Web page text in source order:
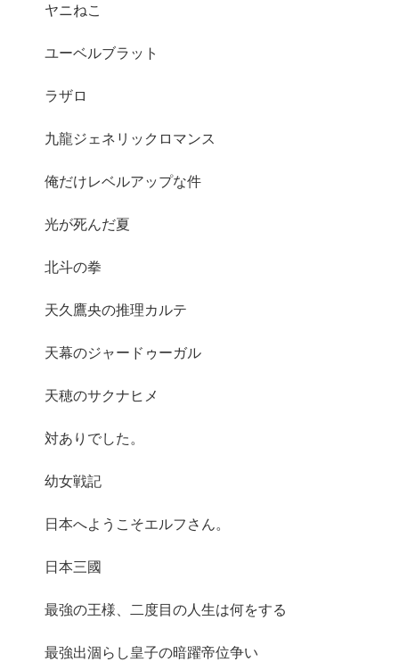
ヤニねこ
ユーベルブラット
ラザロ
九龍ジェネリックロマンス
俺だけレベルアップな件
光が死んだ夏
北斗の拳
天久鷹央の推理カルテ
天幕のジャードゥーガル
天穂のサクナヒメ
対ありでした。
幼女戦記
日本へようこそエルフさん。
日本三國
最強の王様、二度目の人生は何をする
最強出涸らし皇子の暗躍帝位争い